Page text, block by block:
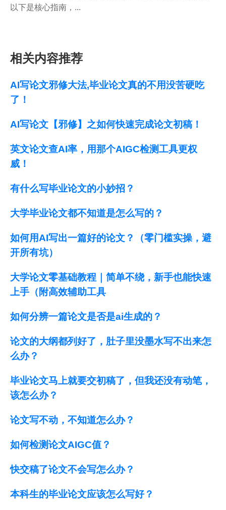
以下是核心指南，...
相关内容推荐
AI写论文邪修大法,毕业论文真的不用没苦硬吃
了！
AI写论文【邪修】之如何快速完成论文初稿！
英文论文查AI率，用那个AIGC检测工具更权
威！
有什么写毕业论文的小妙招？
大学毕业论文都不知道是怎么写的？
如何用AI写出一篇好的论文？（零门槛实操，避
开所有坑）
大学论文零基础教程｜简单不绕，新手也能快速
上手（附高效辅助工具
如何分辨一篇论文是否是ai生成的？
论文的大纲都列好了，肚子里没墨水写不出来怎
么办？
毕业论文马上就要交初稿了，但我还没有动笔，
该怎么办？
论文写不动，不知道怎么办？
如何检测论文AIGC值？
快交稿了论文不会写怎么办？
本科生的毕业论文应该怎么写好？